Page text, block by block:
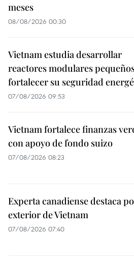
meses
08/08/2026 00:30
Vietnam estudia desarrollar
reactores modulares
fortalecer su seguridad
07/08/2026 09:53
Vietnam fortalece finanzas
con apoyo de fondo suizo
07/08/2026 08:23
Experta canadiense destaca
exterior de Vietnam
07/08/2026 07:40